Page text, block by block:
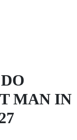
MAN IN